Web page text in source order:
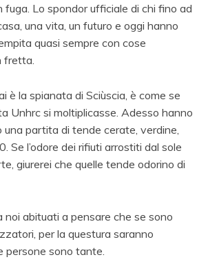
Lo spondor ufficiale di chi fino ad
una vita, un futuro e oggi hanno
quasi sempre con cose
fretta.
è la spianata di Sciùscia, è come se
Unhrc si moltiplicasse. Adesso hanno
partita di tende cerate, verdine,
Se l’odore dei rifiuti arrostiti dal sole
giurerei che quelle tende odorino di
noi abituati a pensare che se sono
per la questura saranno
persone sono tante.